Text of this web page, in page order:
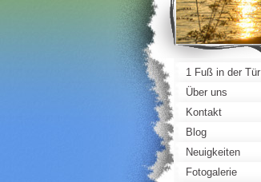
1 Fuß in der Tür
Über uns
Kontakt
Blog
Neuigkeiten
Fotogalerie